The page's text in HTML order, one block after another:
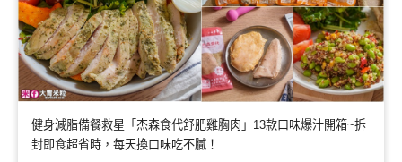
健身減脂備餐救星「杰森食代舒肥雞胸肉」13款口味爆汁開箱~拆
封即食超省時，每天換口味吃不膩！